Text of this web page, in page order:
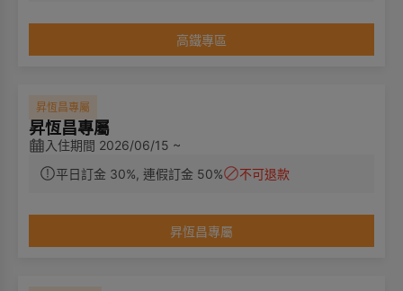
高鐵專區
昇恆昌專屬
昇恆昌專屬
入住期間 2026/06/15 ~
平日訂金 30%, 連假訂金 50%
不可退款
昇恆昌專屬